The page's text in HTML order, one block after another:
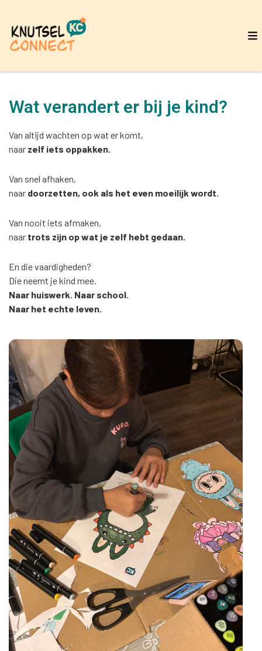
Wat verandert er bij je kind?
Van altijd wachten op wat er komt,
naar zelf iets oppakken.
Van snel afhaken,
naar doorzetten, ook als het even moeilijk wordt.
Van nooit iets afmaken,
naar trots zijn op wat je zelf hebt gedaan.
En die vaardigheden?
Die neemt je kind mee.
Naar huiswerk. Naar school.
Naar het echte leven.